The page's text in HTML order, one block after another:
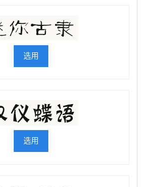
选用
选用